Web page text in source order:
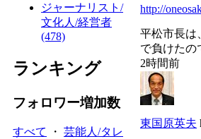
ジャーナリスト/
文化人/経営者
(478)
ランキング
フォロワー増加数
すべて ・ 芸能人/タレ
http://
平松市長は
で負けたの
2時間前
東国原英夫